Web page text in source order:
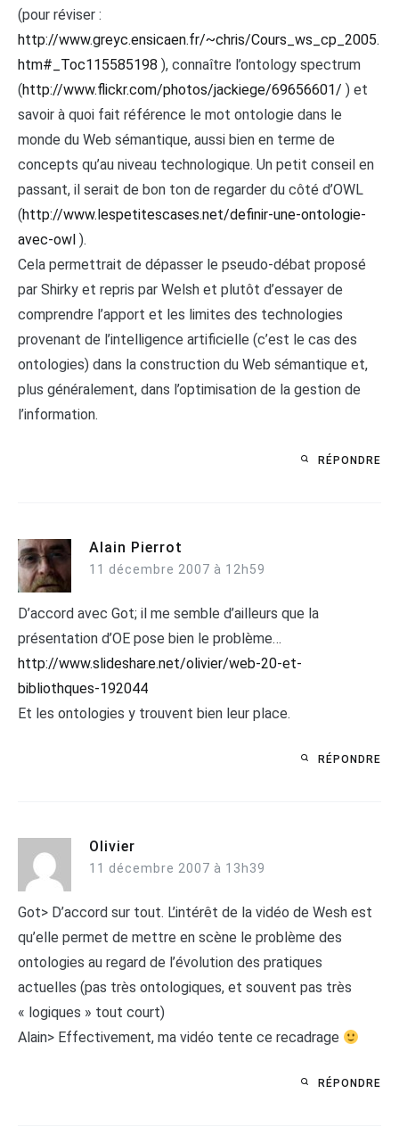
(pour réviser :
http://www.greyc.ensicaen.fr/~chris/Cours_ws_cp_2005.
htm#_Toc115585198 ), connaître l’ontology spectrum
(http://www.flickr.com/photos/jackiege/69656601/ ) et
savoir à quoi fait référence le mot ontologie dans le
monde du Web sémantique, aussi bien en terme de
concepts qu’au niveau technologique. Un petit conseil en
passant, il serait de bon ton de regarder du côté d’OWL
(http://www.lespetitescases.net/definir-une-ontologie-
avec-owl ).
Cela permettrait de dépasser le pseudo-débat proposé
par Shirky et repris par Welsh et plutôt d’essayer de
comprendre l’apport et les limites des technologies
provenant de l’intelligence artificielle (c’est le cas des
ontologies) dans la construction du Web sémantique et,
plus généralement, dans l’optimisation de la gestion de
l’information.
RÉPONDRE
Alain Pierrot
11 décembre 2007 à 12h59
D’accord avec Got; il me semble d’ailleurs que la
présentation d’OE pose bien le problème…
http://www.slideshare.net/olivier/web-20-et-
bibliothques-192044
Et les ontologies y trouvent bien leur place.
RÉPONDRE
Olivier
11 décembre 2007 à 13h39
Got> D’accord sur tout. L’intérêt de la vidéo de Wesh est
qu’elle permet de mettre en scène le problème des
ontologies au regard de l’évolution des pratiques
actuelles (pas très ontologiques, et souvent pas très
« logiques » tout court)
Alain> Effectivement, ma vidéo tente ce recadrage
RÉPONDRE